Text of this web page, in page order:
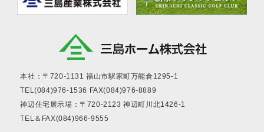
本社：〒720-1131福山市駅家町万能倉1295-1
TEL(084)976-1536 FAX(084)976-8889
神辺住宅展示場：〒720-2123神辺町川北1426-1
TEL＆FAX(084)966-9555